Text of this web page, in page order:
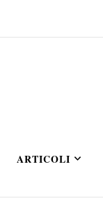
ARTICOLI